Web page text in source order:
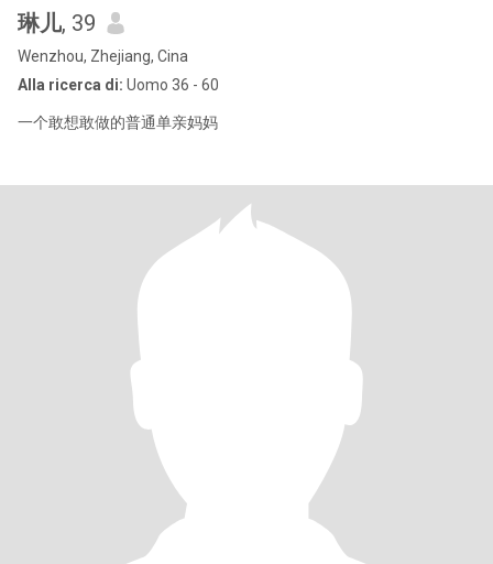
琳儿, 39
Wenzhou, Zhejiang, Cina
Alla ricerca di: Uomo 36 - 60
一个敢想敢做的普通单亲妈妈